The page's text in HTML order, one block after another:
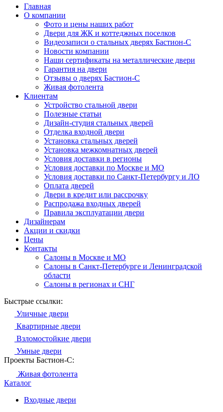
Главная
О компании
Фото и цены наших работ
Двери для ЖК и коттеджных поселков
Видеозаписи о стальных дверях Бастион-С
Новости компании
Наши сертификаты на металлические двери
Гарантия на двери
Отзывы о дверях Бастион-С
Живая фотолента
Клиентам
Устройство стальной двери
Полезные статьи
Дизайн-студия стальных дверей
Отделка входной двери
Установка стальных дверей
Установка межкомнатных дверей
Условия доставки в регионы
Условия доставки по Москве и МО
Условия доставки по Санкт-Петербургу и ЛО
Оплата дверей
Двери в кредит или рассрочку
Распродажа входных дверей
Правила эксплуатации двери
Дизайнерам
Акции и скидки
Цены
Контакты
Салоны в Москве и МО
Салоны в Санкт-Петербурге и Ленинградской
области
Салоны в регионах и СНГ
Быстрые ссылки:
Уличные двери
Квартирные двери
Взломостойкие двери
Умные двери
Проекты Бастион-С:
Живая фотолента
Каталог
Входные двери